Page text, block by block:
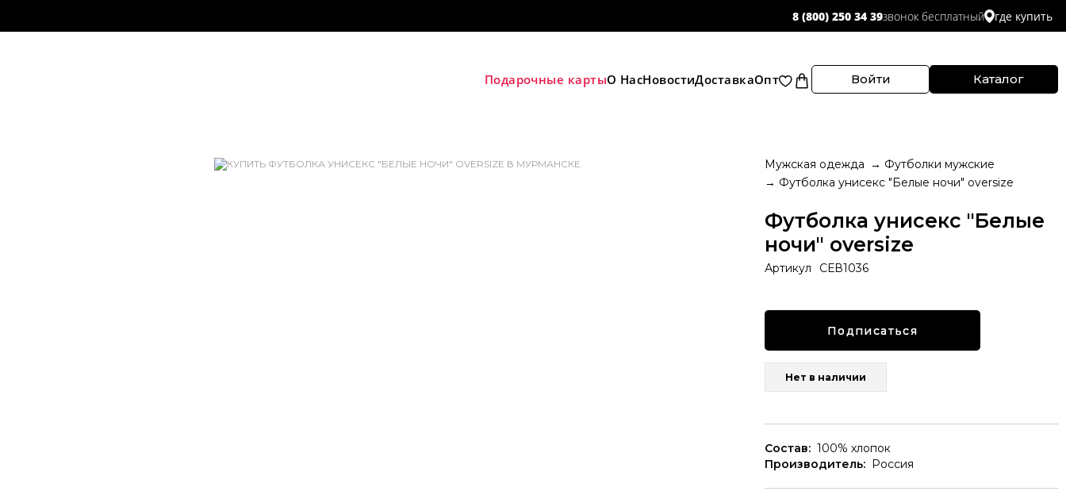
8 (800) 250 34 39звонок бесплатный где купить
Подарочные картыО НасНовостиДоставкаОпт Войти Каталог
Мужская одежда
Футболки мужские
Футболка унисекс "Белые ночи" oversize
Футболка унисекс "Белые
ночи" oversize
Артикул СЕВ1036
Подписаться
Нет в наличии
Состав: 100% хлопок
Производитель: Россия